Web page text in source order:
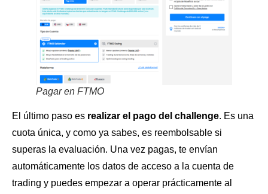
Pagar en FTMO
El último paso es realizar el pago del challenge. Es una
cuota única, y como ya sabes, es reembolsable si
superas la evaluación. Una vez pagas, te envían
automáticamente los datos de acceso a la cuenta de
trading y puedes empezar a operar prácticamente al